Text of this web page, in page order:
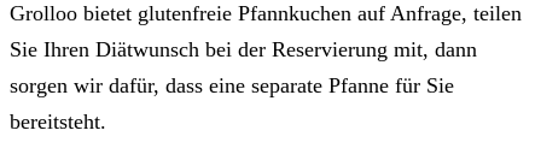
Grolloo bietet glutenfreie Pfannkuchen auf Anfrage, teilen
Sie Ihren Diätwunsch bei der Reservierung mit, dann
sorgen wir dafür, dass eine separate Pfanne für Sie
bereitsteht.